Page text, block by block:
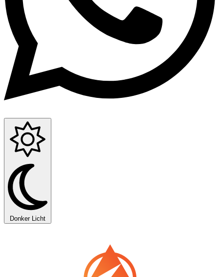
Donker Licht